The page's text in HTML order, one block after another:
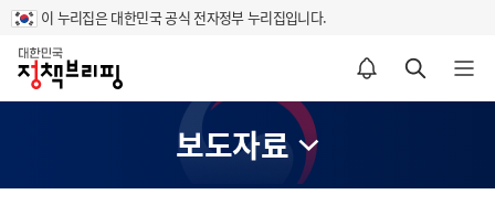
이 누리집은 대한민국 공식 전자정부 누리집입니다.
홈
알림설정 바로가기 검색 바로가기 메뉴 열기
보도자료